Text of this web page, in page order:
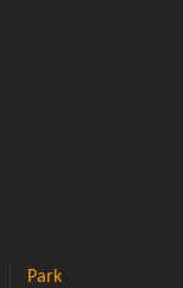
Park